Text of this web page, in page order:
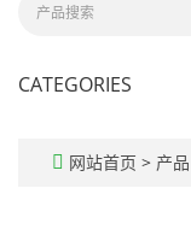
CATEGORIES
网站首页 > 产品